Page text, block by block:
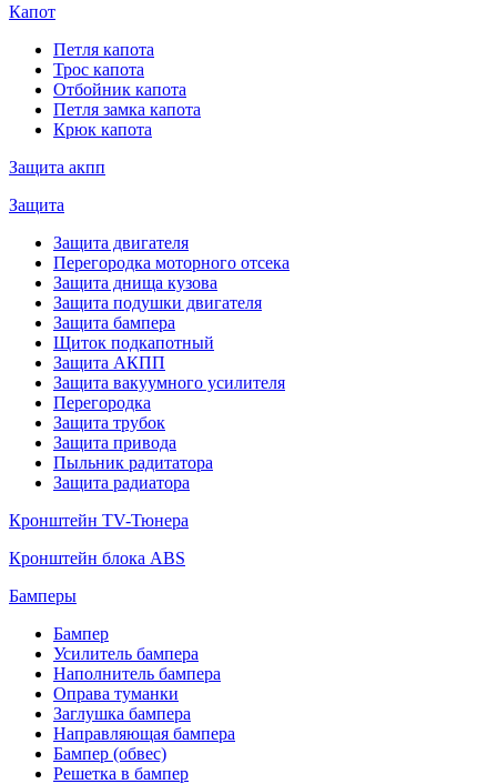
Капот
Петля капота
Трос капота
Отбойник капота
Петля замка капота
Крюк капота
Защита акпп
Защита
Защита двигателя
Перегородка моторного отсека
Защита днища кузова
Защита подушки двигателя
Защита бампера
Щиток подкапотный
Защита АКПП
Защита вакуумного усилителя
Перегородка
Защита трубок
Защита привода
Пыльник радитатора
Защита радиатора
Кронштейн TV-Тюнера
Кронштейн блока ABS
Бамперы
Бампер
Усилитель бампера
Наполнитель бампера
Оправа туманки
Заглушка бампера
Направляющая бампера
Бампер (обвес)
Решетка в бампер